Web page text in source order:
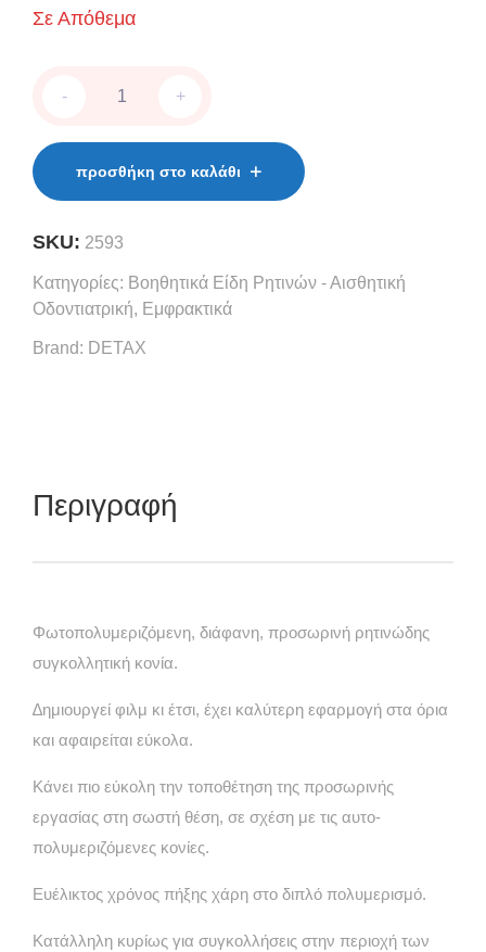
Σε Απόθεμα
clear- +
προσθήκη στο καλάθι
SKU: 2593
Κατηγορίες: Βοηθητικά Είδη Ρητινών - Αισθητική
Οδοντιατρική, Εμφρακτικά
Brand: DETAX
Περιγραφή
Φωτοπολυμεριζόμενη, διάφανη, προσωρινή ρητινώδης
συγκολλητική κονία.
∆ημιουργεί φιλμ κι έτσι, έχει καλύτερη εφαρμογή στα όρια
και αφαιρείται εύκολα.
Κάνει πιο εύκολη την τοποθέτηση της προσωρινής
εργασίας στη σωστή θέση, σε σχέση με τις αυτο-
πολυμεριζόμενες κονίες.
Ευέλικτος χρόνος πήξης χάρη στο διπλό πολυμερισμό.
Κατάλληλη κυρίως για συγκολλήσεις στην περιοχή των